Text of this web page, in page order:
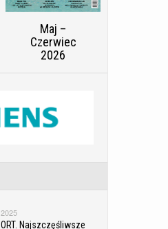
Maj –
Czerwiec
2026
Najszczęśliwsze